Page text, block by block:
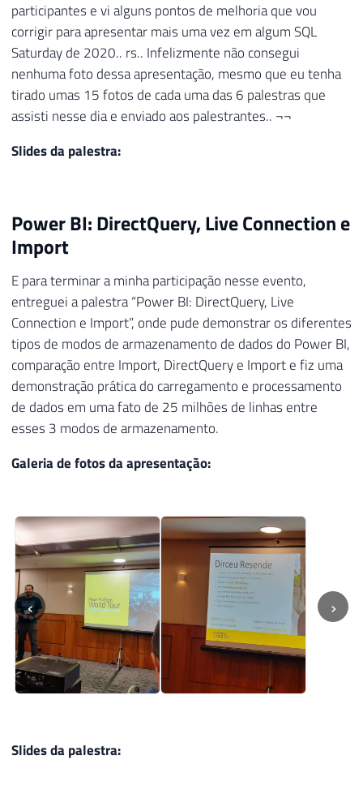
participantes e vi alguns pontos de melhoria que vou
corrigir para apresentar mais uma vez em algum SQL
Saturday de 2020.. rs.. Infelizmente não consegui
nenhuma foto dessa apresentação, mesmo que eu tenha
tirado umas 15 fotos de cada uma das 6 palestras que
assisti nesse dia e enviado aos palestrantes.. ¬¬
Slides da palestra:
Power BI: DirectQuery, Live Connection e
Import
E para terminar a minha participação nesse evento,
entreguei a palestra “Power BI: DirectQuery, Live
Connection e Import”, onde pude demonstrar os diferentes
tipos de modos de armazenamento de dados do Power BI,
comparação entre Import, DirectQuery e Import e fiz uma
demonstração prática do carregamento e processamento
de dados em uma fato de 25 milhões de linhas entre
esses 3 modos de armazenamento.
Galeria de fotos da apresentação:
‹ ›
Slides da palestra: